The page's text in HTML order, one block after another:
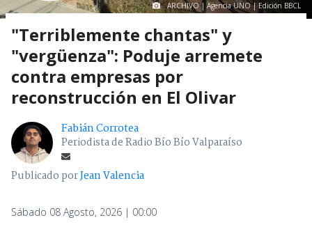
ARCHIVO | Agencia UNO | Edición BBCL
"Terriblemente chantas" y
"vergüenza": Poduje arremete
contra empresas por
reconstrucción en El Olivar
Fabián Corrotea
Periodista de Radio Bío Bío Valparaíso
Publicado porJean Valencia
Sábado 08 Agosto, 2026 | 00:00